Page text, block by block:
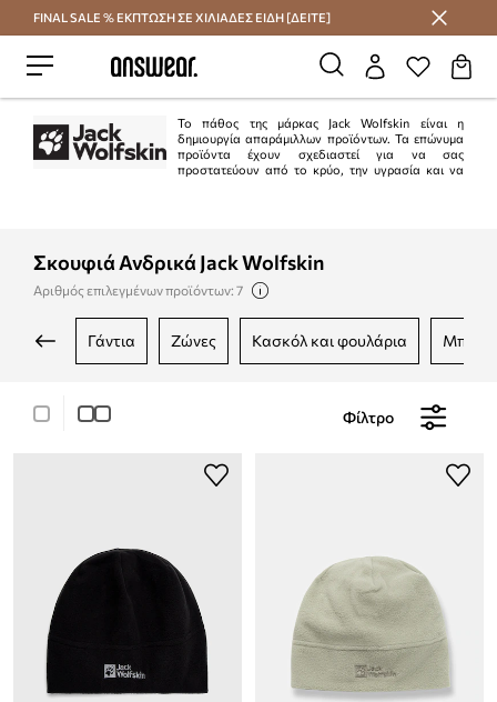
Εξοικονομήστε με το Answear Club
FINAL SALE % ΕΚΠΤΩΣΗ ΣΕ ΧΙΛΙΑΔΕΣ ΕΙΔΗ [ΔΕΙΤΕ]
Το πάθος της μάρκας Jack Wolfskin είναι η
δημιουργία απαράμιλλων προϊόντων. Τα επώνυμα
προϊόντα έχουν σχεδιαστεί για να σας
προστατεύουν από το κρύο, την υγρασία και να
Σκουφιά Ανδρικά Jack Wolfskin
Αριθμός επιλεγμένων προϊόντων: 7
γάντια ζώνες κασκόλ και φουλάρια
Φίλτρο